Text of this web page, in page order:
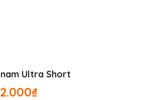
Ultra Short
₫